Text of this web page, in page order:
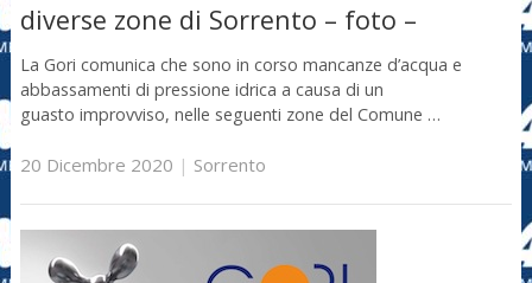
diverse zone di Sorrento – foto –
La Gori comunica che sono in corso mancanze d’acqua e
abbassamenti di pressione idrica a causa di un
guasto improvviso, nelle seguenti zone del Comune …
20 Dicembre 2020 | Sorrento